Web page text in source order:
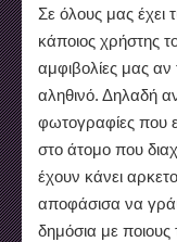
Σε όλους μας έχει
κάποιος χρήστης
αμφιβολίες μας αν
αληθινό. Δηλαδή
φωτογραφίες που
στο άτομο που
έχουν κάνει
αποφάσισα να
δημόσια με